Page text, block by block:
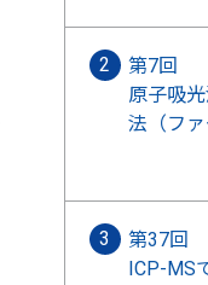
第7回
原子吸
法（ファ
第37回
ICP-MS